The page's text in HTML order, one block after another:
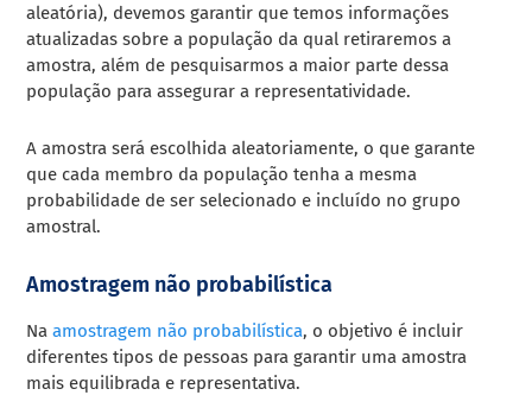
aleatória), devemos garantir que temos informações
atualizadas sobre a população da qual retiraremos a
amostra, além de pesquisarmos a maior parte dessa
população para assegurar a representatividade.
A amostra será escolhida aleatoriamente, o que garante
que cada membro da população tenha a mesma
probabilidade de ser selecionado e incluído no grupo
amostral.
Amostragem não probabilística
Naamostragem não probabilística, o objetivo é incluir
diferentes tipos de pessoas para garantir uma amostra
mais equilibrada e representativa.